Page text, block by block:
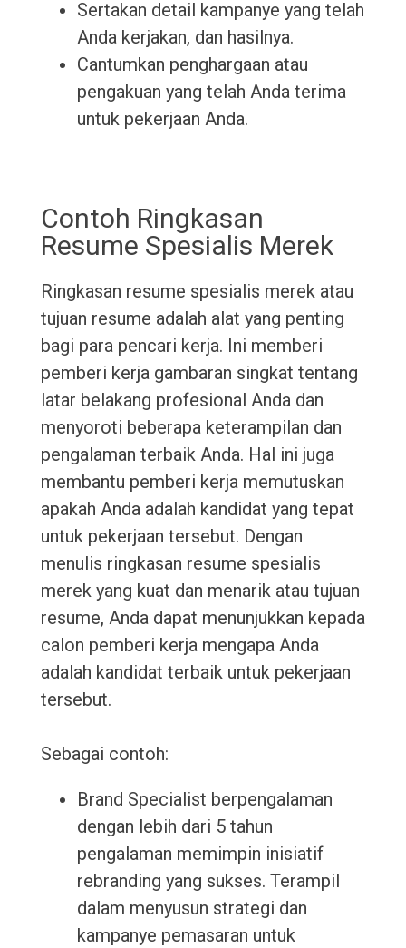
Sertakan detail kampanye yang telah
Anda kerjakan, dan hasilnya.
Cantumkan penghargaan atau
pengakuan yang telah Anda terima
untuk pekerjaan Anda.
Contoh Ringkasan
Resume Spesialis Merek
Ringkasan resume spesialis merek atau
tujuan resume adalah alat yang penting
bagi para pencari kerja. Ini memberi
pemberi kerja gambaran singkat tentang
latar belakang profesional Anda dan
menyoroti beberapa keterampilan dan
pengalaman terbaik Anda. Hal ini juga
membantu pemberi kerja memutuskan
apakah Anda adalah kandidat yang tepat
untuk pekerjaan tersebut. Dengan
menulis ringkasan resume spesialis
merek yang kuat dan menarik atau tujuan
resume, Anda dapat menunjukkan kepada
calon pemberi kerja mengapa Anda
adalah kandidat terbaik untuk pekerjaan
tersebut.
Sebagai contoh:
Brand Specialist berpengalaman
dengan lebih dari 5 tahun
pengalaman memimpin inisiatif
rebranding yang sukses. Terampil
dalam menyusun strategi dan
kampanye pemasaran untuk